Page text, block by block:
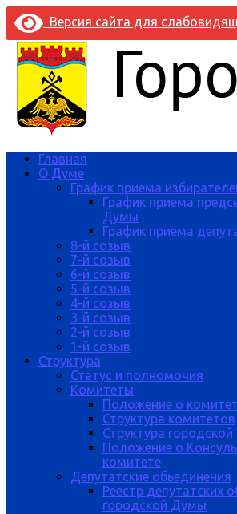
Версия сайта для
Главная
О Думе
График приема
График приема
Думы
График приема
8-й созыв
7-й созыв
6-й созыв
5-й созыв
4-й созыв
3-й созыв
2-й созыв
1-й созыв
Структура
Статус и полномочия
Комитеты
Положение о
Структура комитетов
Структура
Положение о
комитете
Депутатские обьединения
Реестр депутатских
городской Думы